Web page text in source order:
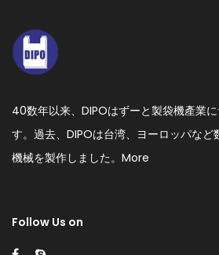
40数年以来、DIPOはずーと製袋機產業
す。過去、DIPOは台湾、ヨーロッパなど
機械を製作しました。 More
Follow Us on